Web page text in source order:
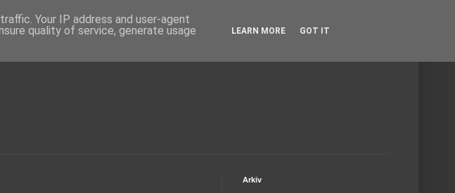
Arkiv
Your IP address and user-agent
quality of service, generate usage
LEARN MORE GOT IT